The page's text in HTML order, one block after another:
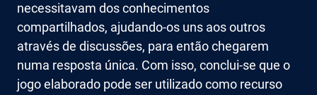
necessitavam dos conhecimentos
compartilhados, ajudando-os uns aos outros
através de discussões, para então chegarem
numa resposta única. Com isso, conclui-se que o
jogo elaborado pode ser utilizado como recurso